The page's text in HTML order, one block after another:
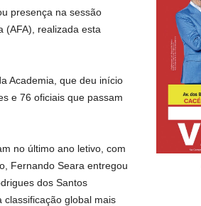
presença na sessão
(AFA), realizada esta
Academia, que deu início
e 76 oficiais que passam
no último ano letivo, com
Fernando Seara entregou
dos Santos
global mais